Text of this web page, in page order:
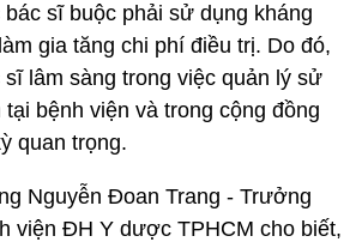
sĩ buộc phải sử dụng kháng
gia tăng chi phí điều trị. Do đó,
lâm sàng trong việc quản lý sử
bệnh viện và trong cộng đồng
quan trọng.
Nguyễn Đoan Trang - Trưởng
viện ĐH Y dược TPHCM cho biết,